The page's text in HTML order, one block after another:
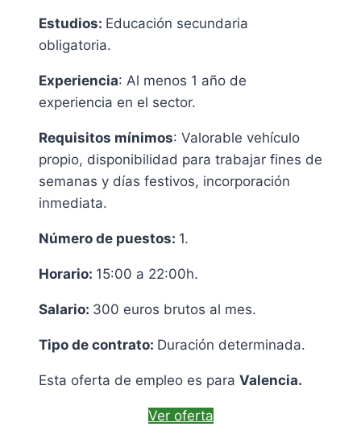
Estudios: Educación secundaria
obligatoria.
Experiencia: Al menos 1 año de
experiencia en el sector.
Requisitos mínimos: Valorable vehículo
propio, disponibilidad para trabajar fines de
semanas y días festivos, incorporación
inmediata.
Número de puestos: 1.
Horario: 15:00 a 22:00h.
Salario: 300 euros brutos al mes.
Tipo de contrato: Duración determinada.
Esta oferta de empleo es para Valencia.
Ver oferta